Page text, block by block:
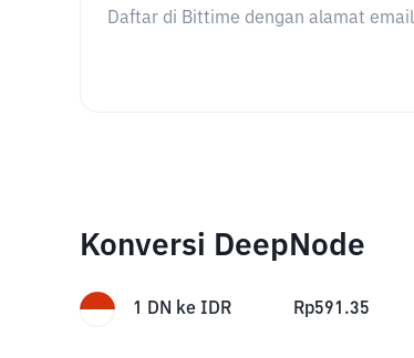
Daftar di Bittime dengan alamat
Konversi DeepNode
1 DN ke IDR Rp591.35